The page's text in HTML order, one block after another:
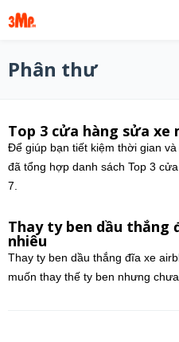
Phân thư
Top 3 cửa hàng sửa xe
Để giúp bạn tiết kiệm thời gian
đã tổng hợp danh sách Top 3
7.
Thay ty ben dầu thắng
nhiêu
Thay ty ben dầu thắng đĩa xe
muốn thay thế ty ben nhưng